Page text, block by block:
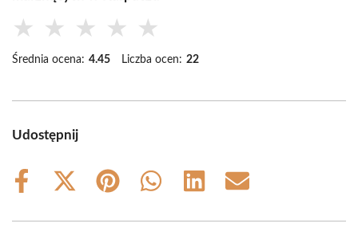
★ ★ ★ ★ ★
Średnia ocena: 4.45 Liczba ocen: 22
Udostępnij
Share
Share
(Twitter)
Share
Share
Share
Share